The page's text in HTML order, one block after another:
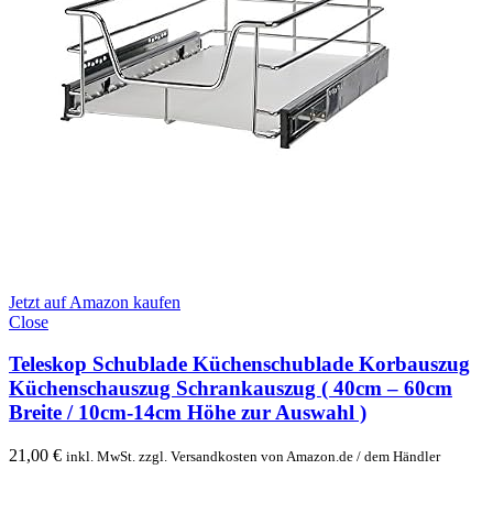
Jetzt auf Amazon kaufen
Close
Teleskop Schublade Küchenschublade Korbauszug
Küchenschauszug Schrankauszug ( 40cm – 60cm
Breite / 10cm-14cm Höhe zur Auswahl )
21,00 € inkl. MwSt. zzgl. Versandkosten von Amazon.de / dem Händler